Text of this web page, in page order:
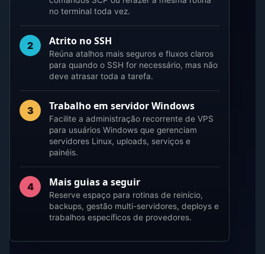
no terminal toda vez.
2 Atrito no SSH
Reúna atalhos mais seguros e fluxos claros
para quando o SSH for necessário, mas não
deve atrasar toda a tarefa.
3 Trabalho em servidor Windows
Facilite a administração recorrente de VPS
para usuários Windows que gerenciam
servidores Linux, uploads, serviços e
painéis.
4 Mais guias a seguir
Reserve espaço para rotinas de reinício,
backups, gestão multi-servidores, deploys e
trabalhos específicos de provedores.